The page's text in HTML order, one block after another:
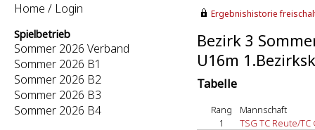
Home / Login
Spielbetrieb
Sommer 2026 Verband
Sommer 2026 B1
Sommer 2026 B2
Sommer 2026 B3
Sommer 2026 B4
Ergebnishistorie
Bezirk 3
U16m
Tabelle
Rang
Mannschaft
1
TSG TC Reute/